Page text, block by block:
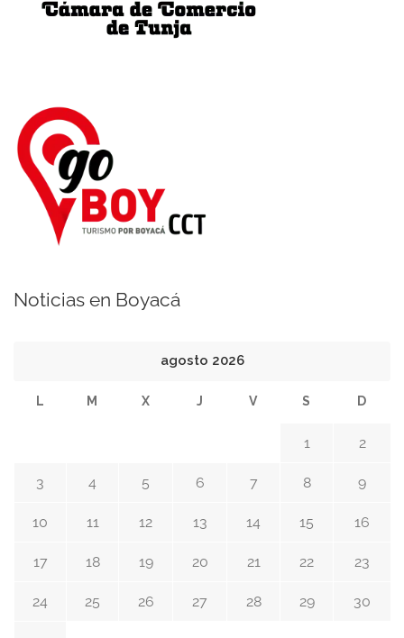
Noticias en Boyacá
agosto 2026
L M X J V S D
1 2
3 4 5 6 7 8 9
10 11 12 13 14 15 16
17 18 19 20 21 22 23
24 25 26 27 28 29 30